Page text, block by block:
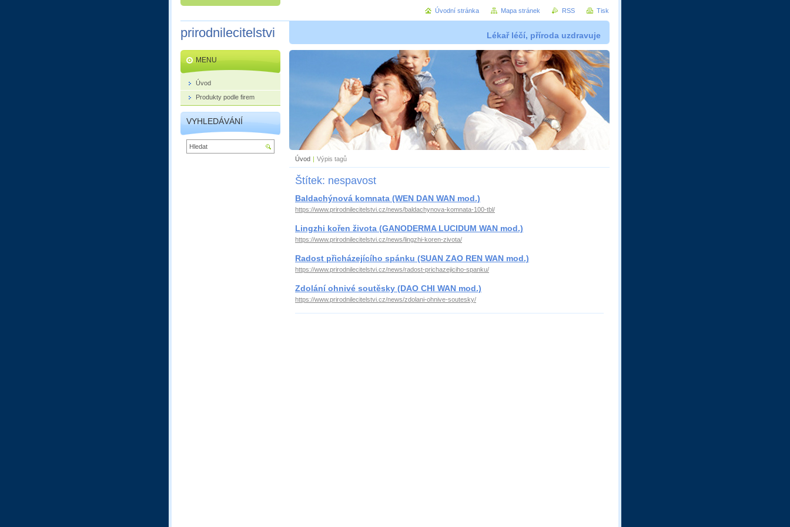
prirodnilecitelstvi Lékař léčí, příroda uzdravuje
Úvod | Výpis tagů
Štítek: nespavost
Baldachýnová komnata (WEN DAN WAN mod.)
https://www.prirodnilecitelstvi.cz/news/baldachynova-komnata-100-tbl/
Lingzhi kořen života (GANODERMA LUCIDUM WAN mod.)
https://www.prirodnilecitelstvi.cz/news/lingzhi-koren-zivota/
Radost přicházejícího spánku (SUAN ZAO REN WAN mod.)
https://www.prirodnilecitelstvi.cz/news/radost-prichazejiciho-spanku/
Zdolání ohnivé soutěsky (DAO CHI WAN mod.)
https://www.prirodnilecitelstvi.cz/news/zdolani-ohnive-soutesky/
MENU
Úvod
Produkty podle firem
VYHLEDÁVÁNÍ
Úvodní stránka Mapa stránek RSS Tisk